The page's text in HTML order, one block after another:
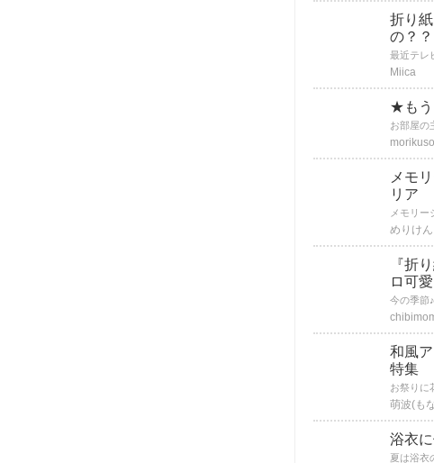
折り
の？？
Miica
★もう
メモ
リア
めりけん
『折
ロ可
和風
特集
萌波(も
浴衣